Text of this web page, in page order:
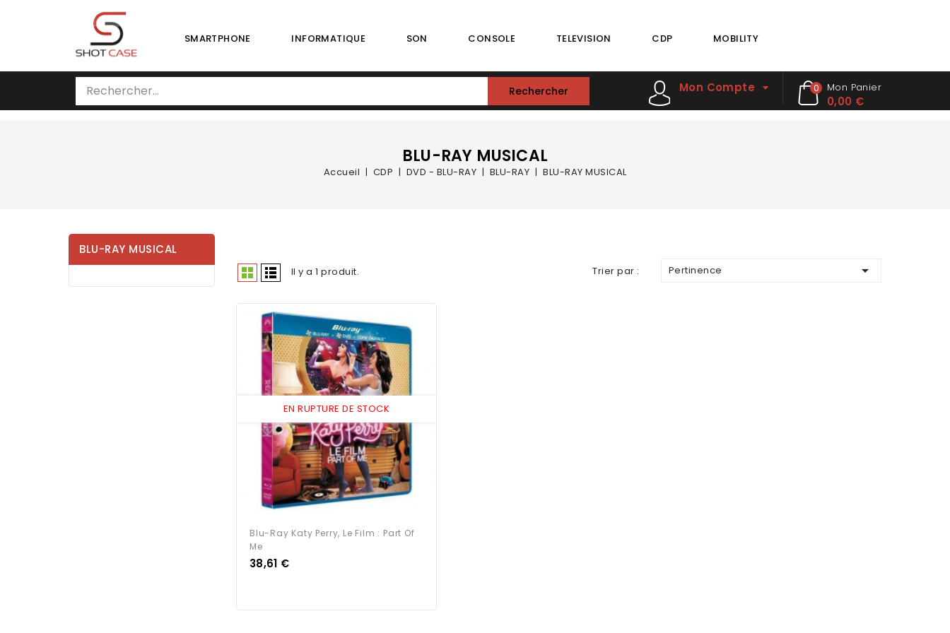
SMARTPHONE INFORMATIQUE SON CONSOLE TELEVISION CDP MOBILITY
Mon Panier
0,00 €
0
Mon Compte
Rechercher
BLU-RAY MUSICAL
Accueil CDP DVD - BLU-RAY BLU-RAY BLU-RAY MUSICAL
BLU-RAY MUSICAL
Il y a 1 produit. Trier par : Pertinence 
EN RUPTURE DE STOCK
Blu-Ray Katy Perry, Le Film : Part Of
Me
Prix
38,61 €